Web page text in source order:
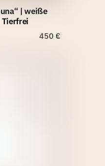
| weiße
Tierfrei
450 €